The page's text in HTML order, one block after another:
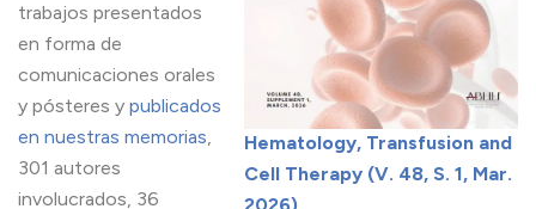
Hematology, Transfusion and
Cell Therapy (V. 48, S. 1, Mar.
trabajos presentados
en forma de
comunicaciones orales
y pósteres y publicados
en nuestras memorias,
301 autores
involucrados, 36